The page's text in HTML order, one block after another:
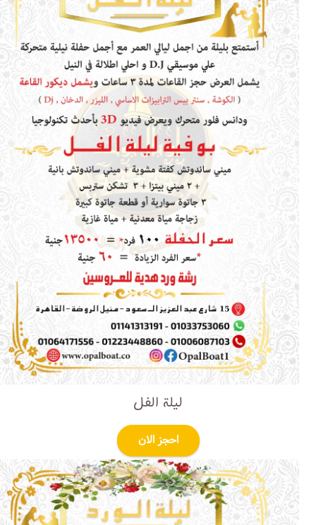
ليلة الفل
احجز الان